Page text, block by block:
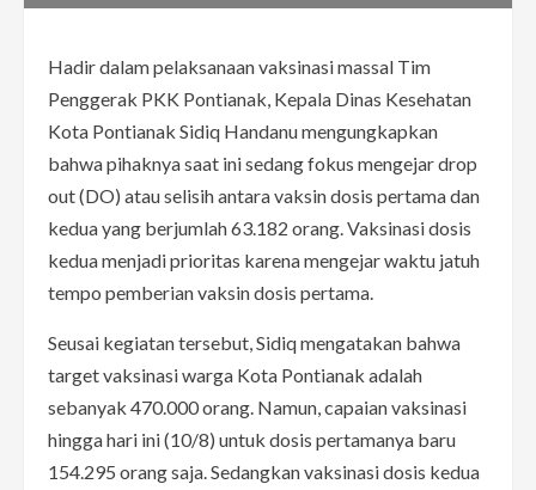
Hadir dalam pelaksanaan vaksinasi massal Tim
Penggerak PKK Pontianak, Kepala Dinas Kesehatan
Kota Pontianak Sidiq Handanu mengungkapkan
bahwa pihaknya saat ini sedang fokus mengejar drop
out (DO) atau selisih antara vaksin dosis pertama dan
kedua yang berjumlah 63.182 orang. Vaksinasi dosis
kedua menjadi prioritas karena mengejar waktu jatuh
tempo pemberian vaksin dosis pertama.
Seusai kegiatan tersebut, Sidiq mengatakan bahwa
target vaksinasi warga Kota Pontianak adalah
sebanyak 470.000 orang. Namun, capaian vaksinasi
hingga hari ini (10/8) untuk dosis pertamanya baru
154.295 orang saja. Sedangkan vaksinasi dosis kedua